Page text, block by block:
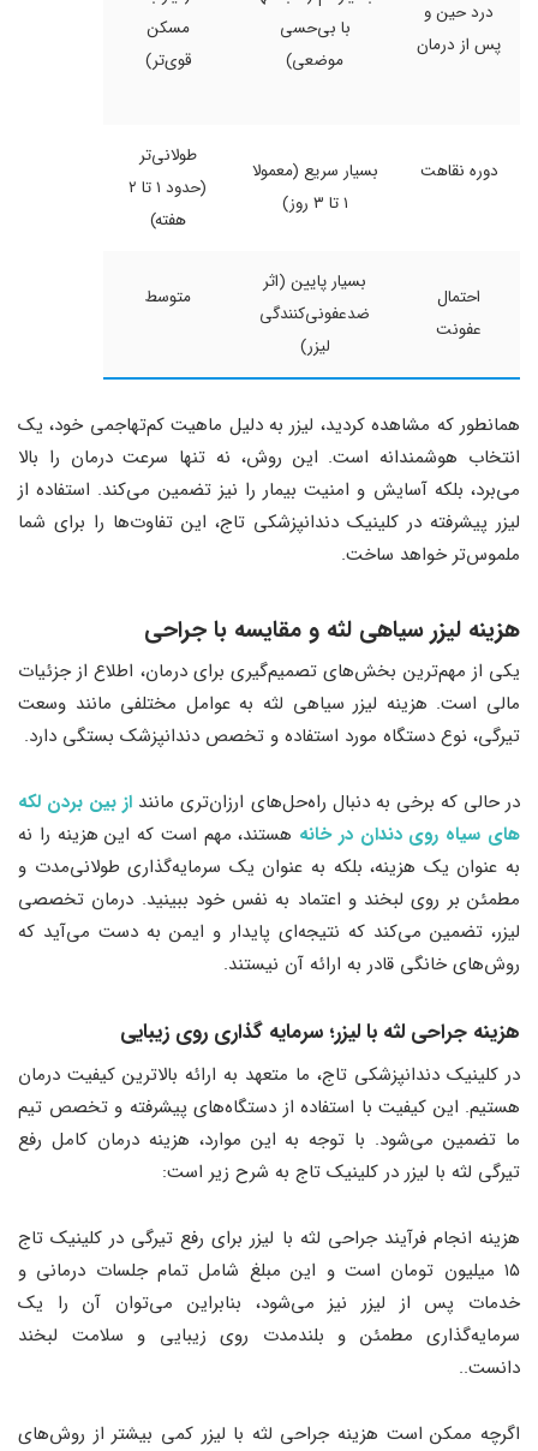
درد حین و
پس از درمان
با بی‌حسی
موضعی)
مسکن
قوی‌تر)
دوره نقاهت
بسیار سریع (معمولا
۱ تا ۳ روز)
طولانی‌تر
(حدود ۱ تا ۲
هفته)
احتمال
عفونت
بسیار پایین (اثر
ضدعفونی‌کنندگی
لیزر)
متوسط
همانطور که مشاهده کردید، لیزر به دلیل ماهیت کم‌تهاجمی خود، یک
انتخاب هوشمندانه است. این روش، نه تنها سرعت درمان را بالا
می‌برد، بلکه آسایش و امنیت بیمار را نیز تضمین می‌کند. استفاده از
لیزر پیشرفته در کلینیک دندانپزشکی تاج، این تفاوت‌ها را برای شما
ملموس‌تر خواهد ساخت.
هزینه لیزر سیاهی لثه و مقایسه با جراحی
یکی از مهم‌ترین بخش‌های تصمیم‌گیری برای درمان، اطلاع از جزئیات
مالی است. هزینه لیزر سیاهی لثه به عوامل مختلفی مانند وسعت
تیرگی، نوع دستگاه مورد استفاده و تخصص دندانپزشک بستگی دارد.
در حالی که برخی به دنبال راه‌حل‌های ارزان‌تری مانند از بین بردن لکه‌
های سیاه روی دندان در خانه هستند، مهم است که این هزینه را نه
به عنوان یک هزینه، بلکه به عنوان یک سرمایه‌گذاری طولانی‌مدت و
مطمئن بر روی لبخند و اعتماد به نفس خود ببینید. درمان تخصصی
لیزر، تضمین می‌کند که نتیجه‌ای پایدار و ایمن به دست می‌آید که
روش‌های خانگی قادر به ارائه آن نیستند.
هزینه جراحی لثه با لیزر؛ سرمایه گذاری روی زیبایی
در کلینیک دندانپزشکی تاج، ما متعهد به ارائه بالاترین کیفیت درمان
هستیم. این کیفیت با استفاده از دستگاه‌های پیشرفته و تخصص تیم
ما تضمین می‌شود. با توجه به این موارد، هزینه درمان کامل رفع
تیرگی لثه با لیزر در کلینیک تاج به شرح زیر است:
هزینه انجام فرآیند جراحی لثه با لیزر برای رفع تیرگی در کلینیک تاج
۱۵ میلیون تومان است و این مبلغ شامل تمام جلسات درمانی و
خدمات پس از لیزر نیز می‌شود، بنابراین می‌توان آن را یک
سرمایه‌گذاری مطمئن و بلندمدت روی زیبایی و سلامت لبخند
دانست..
اگرچه ممکن است هزینه جراحی لثه با لیزر کمی بیشتر از روش‌های